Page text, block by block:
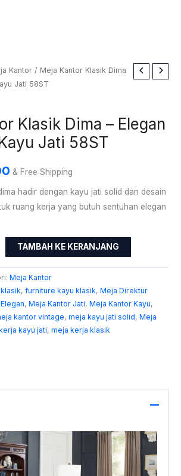
Kantor / Meja Kantor Klasik Dima
Jati 58ST
Klasik Dima – Elegan
Jati 58ST
& Free Shipping
hadir dengan kayu jati solid dan desain
ruang kerja yang butuh sentuhan elegan
TAMBAH KE KERANJANG
Meja Kantor
,furniture kayu klasik,Meja Direktur
,Meja Kantor Jati,Meja Kantor Kayu,
kantor vintage,meja kayu jati solid,Meja
kayu jati,meja kerja klasik